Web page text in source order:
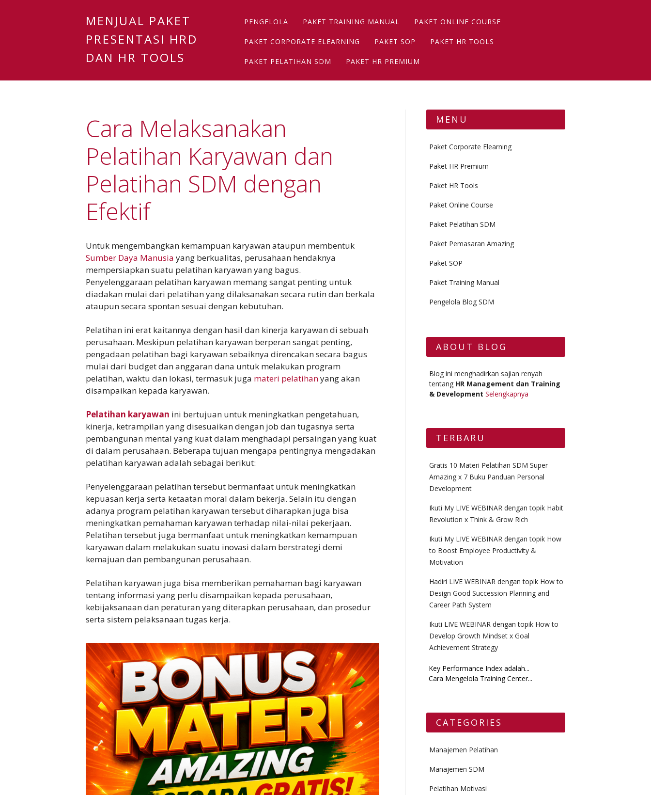
MENJUAL PAKET
PRESENTASI HRD
DAN HR TOOLS
Main menu
Skip
content
PENGELOLA PAKET TRAINING MANUAL PAKET ONLINE COURSE
PAKET CORPORATE ELEARNING PAKET SOP PAKET HR TOOLS
PAKET PELATIHAN SDM PAKET HR PREMIUM
Cara Melaksanakan
Pelatihan Karyawan dan
Pelatihan SDM dengan
Efektif
Untuk mengembangkan kemampuan karyawan ataupun membentuk
Sumber Daya Manusia yang berkualitas, perusahaan hendaknya
mempersiapkan suatu pelatihan karyawan yang bagus.
Penyelenggaraan pelatihan karyawan memang sangat penting untuk
diadakan mulai dari pelatihan yang dilaksanakan secara rutin dan berkala
ataupun secara spontan sesuai dengan kebutuhan.
Pelatihan ini erat kaitannya dengan hasil dan kinerja karyawan di sebuah
perusahaan. Meskipun pelatihan karyawan berperan sangat penting,
pengadaan pelatihan bagi karyawan sebaiknya direncakan secara bagus
mulai dari budget dan anggaran dana untuk melakukan program
pelatihan, waktu dan lokasi, termasuk juga materi pelatihanyang akan
disampaikan kepada karyawan.
Pelatihan karyawan ini bertujuan untuk meningkatkan pengetahuan,
kinerja, ketrampilan yang disesuaikan dengan job dan tugasnya serta
pembangunan mental yang kuat dalam menghadapi persaingan yang kuat
di dalam perusahaan. Beberapa tujuan mengapa pentingnya mengadakan
pelatihan karyawan adalah sebagai berikut:
Penyelenggaraan pelatihan tersebut bermanfaat untuk meningkatkan
kepuasan kerja serta ketaatan moral dalam bekerja. Selain itu dengan
adanya program pelatihan karyawan tersebut diharapkan juga bisa
meningkatkan pemahaman karyawan terhadap nilai-nilai pekerjaan.
Pelatihan tersebut juga bermanfaat untuk meningkatkan kemampuan
karyawan dalam melakukan suatu inovasi dalam berstrategi demi
kemajuan dan pembangunan perusahaan.
Pelatihan karyawan juga bisa memberikan pemahaman bagi karyawan
tentang informasi yang perlu disampaikan kepada perusahaan,
kebijaksanaan dan peraturan yang diterapkan perusahaan, dan prosedur
serta sistem pelaksanaan tugas kerja.
MENU
Paket Corporate Elearning
Paket HR Premium
Paket HR Tools
Paket Online Course
Paket Pelatihan SDM
Paket Pemasaran Amazing
Paket SOP
Paket Training Manual
Pengelola Blog SDM
ABOUT BLOG
Blog ini menghadirkan sajian renyah
tentang HR Management dan Training
& Development Selengkapnya
TERBARU
Gratis 10 Materi Pelatihan SDM Super
Amazing x 7 Buku Panduan Personal
Development
Ikuti My LIVE WEBINAR dengan topik Habit
Revolution x Think & Grow Rich
Ikuti My LIVE WEBINAR dengan topik How
to Boost Employee Productivity &
Motivation
Hadiri LIVE WEBINAR dengan topik How to
Design Good Succession Planning and
Career Path System
Ikuti LIVE WEBINAR dengan topik How to
Develop Growth Mindset x Goal
Achievement Strategy
Key Performance Index adalah...
Cara Mengelola Training Center...
CATEGORIES
Manajemen Pelatihan
Manajemen SDM
Pelatihan Motivasi